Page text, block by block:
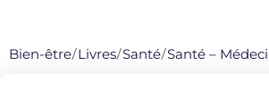
Bien-être/Livres/Santé/Santé –